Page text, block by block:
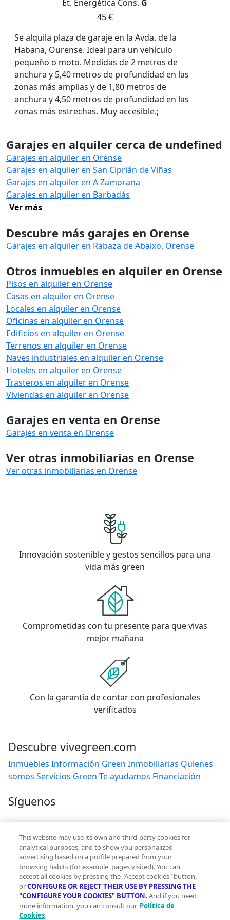
Et. Energética Cons. G
45 €
Se alquila plaza de garaje en la Avda. de la
Habana, Ourense. Ideal para un vehículo
pequeño o moto. Medidas de 2 metros de
anchura y 5,40 metros de profundidad en las
zonas más amplias y de 1,80 metros de
anchura y 4,50 metros de profundidad en las
zonas más estrechas. Muy accesible.;
Garajes en alquiler cerca de undefined
Garajes en alquiler en Orense
Garajes en alquiler en San Ciprián de Viñas
Garajes en alquiler en A Zamorana
Garajes en alquiler en Barbadás
Ver más
Descubre más garajes en Orense
Garajes en alquiler en Rabaza de Abaixo, Orense
Otros inmuebles en alquiler en Orense
Pisos en alquiler en Orense
Casas en alquiler en Orense
Locales en alquiler en Orense
Oficinas en alquiler en Orense
Edificios en alquiler en Orense
Terrenos en alquiler en Orense
Naves industriales en alquiler en Orense
Hoteles en alquiler en Orense
Trasteros en alquiler en Orense
Viviendas en alquiler en Orense
Garajes en venta en Orense
Garajes en venta en Orense
Ver otras inmobiliarias en Orense
Ver otras inmobiliarias en Orense
Innovación sostenible y gestos sencillos para una
vida más green
Comprometidas con tu presente para que vivas
mejor mañana
Con la garantía de contar con profesionales
verificados
Descubre vivegreen.com
Inmuebles Información Green Inmobiliarias Quienes
somos Servicios Green Te ayudamos Financiación
Síguenos
Contacto
hola@vivegreen.com
Aviso Legal
This website may use its own and third-party cookies for
analytical purposes, and to show you personalized
advertising based on a profile prepared from your
browsing habits (for example, pages visited). You can
accept all cookies by pressing the "Accept cookies" button,
orCONFIGURE OR REJECT THEIR USE BY PRESSING THE
"CONFIGURE YOUR COOKIES" BUTTON. And if you need
more information, you can consult our Política de
Cookies